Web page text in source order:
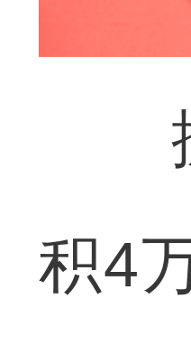
据
积4